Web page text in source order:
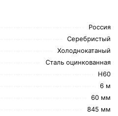
Россия
Серебристый
Холоднокатаный
Сталь оцинкованная
Н60
6 м
60 мм
845 мм